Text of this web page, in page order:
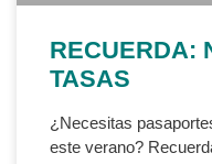
RECUERDA:
TASAS
¿Necesitas
este verano?